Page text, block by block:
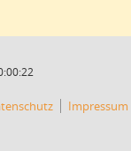
Impressum